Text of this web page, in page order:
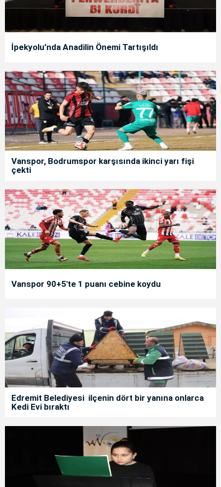
İpekyolu’nda Anadilin Önemi Tartışıldı
Vanspor, Bodrumspor karşısında ikinci yarı fişi
çekti
Vanspor 90+5'te 1 puanı cebine koydu
Edremit Belediyesi ilçenin dört bir yanına onlarca
Kedi Evi bıraktı